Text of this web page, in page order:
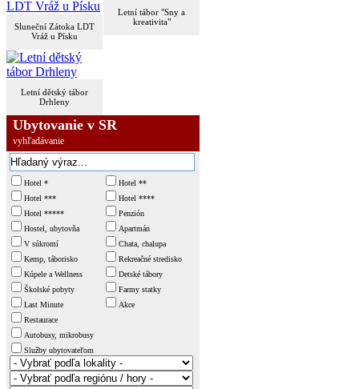
Sluneční Zátoka LDT
Vráž u Písku
Letní tábor "Sny a
kreativita"
Letní dětský tábor
Drhleny
Ubytovanie v SR
vyhľadávanie
Hotel *
Hotel **
Hotel ***
Hotel ****
Hotel *****
Penzión
Hostel, ubytovňa
Apartmán
V súkromí
Chata, chalupa
Kemp, táborisko
Rekreačné stredisko
Kúpele a Wellness
Detské tábory
Školské pobyty
Farmy statky
Last Minute
Akce
Restaurace
Autobusy, mikrobusy
Služby ubytovateľom